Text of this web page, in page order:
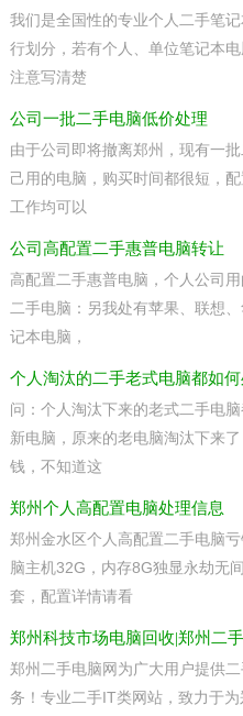
我们是全国性的专业个人二手笔
行划分，若有个人、单位笔记本
注意写清楚
公司一批二手电脑低价处理
由于公司即将撤离郑州，现有一
己用的电脑，购买时间都很短，
工作均可以
公司高配置二手惠普电脑转让
高配置二手惠普电脑，个人公司
二手电脑：另我处有苹果、联想
记本电脑，
个人淘汰的二手老式电脑都如何
问：个人淘汰下来的老式二手电
新电脑，原来的老电脑淘汰下来
钱，不知道这
郑州个人高配置电脑处理信息
郑州金水区个人高配置二手电脑
脑主机32G，内存8G独显永劫无
套，配置详情请看
郑州科技市场电脑回收|郑州二
郑州二手电脑网为广大用户提供
务！专业二手IT类网站，致力于